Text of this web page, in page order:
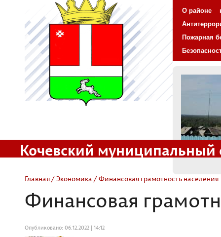
О районе
Пожарная
Кочевский муниципальный
Главная/Экономика / Финансовая грамотность населения
Финансовая
Опубликовано: 06.12.2022 | 14:12